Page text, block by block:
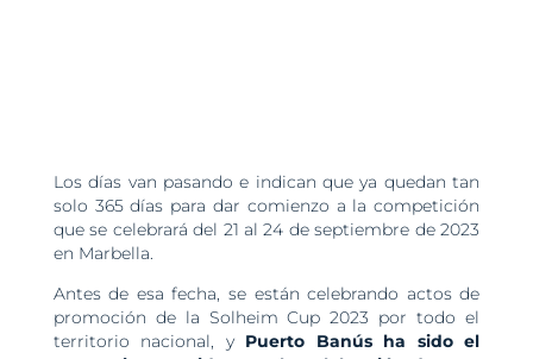
Los días van pasando e indican que ya quedan tan
solo 365 días para dar comienzo a la competición
que se celebrará del 21 al 24 de septiembre de 2023
en Marbella.
Antes de esa fecha, se están celebrando actos de
promoción de la Solheim Cup 2023 por todo el
territorio nacional, y Puerto Banús ha sido el